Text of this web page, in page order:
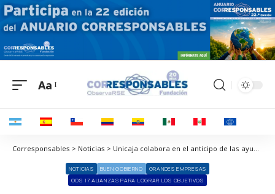
Aa
Corresponsables > Noticias > Unicaja colabora en el anticipo de las ayudas de la PAC y ofrece en torno a 800 millones en préstamos
NOTICIAS BUEN GOBIERNO
GRANDES EMPRESAS
ODS 17 ALIANZAS PARA LOGRAR LOS OBJETIVOS